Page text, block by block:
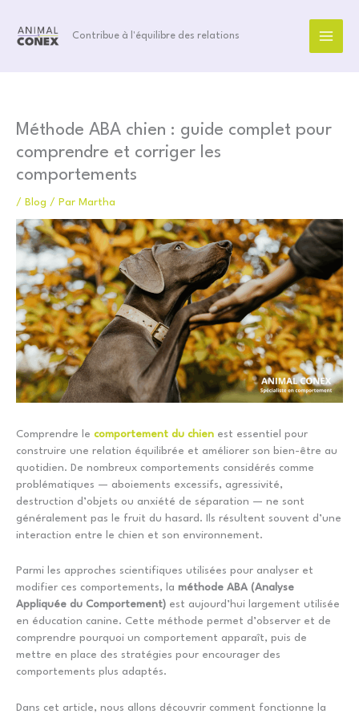
contenu
Contribue à l'équilibre des relations
Méthode ABA chien : guide complet pour
comprendre et corriger les
comportements
/ Blog / Par Martha
Comprendre le comportement du chien est essentiel pour
construire une relation équilibrée et améliorer son bien-être au
quotidien. De nombreux comportements considérés comme
problématiques — aboiements excessifs, agressivité,
destruction d’objets ou anxiété de séparation — ne sont
généralement pas le fruit du hasard. Ils résultent souvent d’une
interaction entre le chien et son environnement.
Parmi les approches scientifiques utilisées pour analyser et
modifier ces comportements, la méthode ABA (Analyse
Appliquée du Comportement) est aujourd’hui largement utilisée
en éducation canine. Cette méthode permet d’observer et de
comprendre pourquoi un comportement apparaît, puis de
mettre en place des stratégies pour encourager des
comportements plus adaptés.
Dans cet article, nous allons découvrir comment fonctionne la